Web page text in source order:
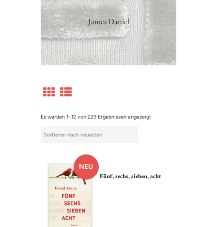
James Daniel
Es werden 1–12 von 229 Ergebnissen angezeigt
NEU
Fünf, sechs, sieben, acht